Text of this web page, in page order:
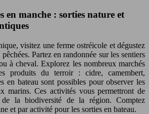
en manche : sorties nature et
visitez une ferme ostréicole et dégustez
Partez en randonnée sur les sentiers
à cheval. Explorez les nombreux marchés
produits du terroir : cidre, camembert,
en bateau sont possibles pour observer les
marins. Ces activités vous permettront de
la biodiversité de la région. Comptez
et par activité pour les sorties en bateau.